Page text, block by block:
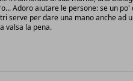
Adoro aiutare le persone: se un
serve per dare una mano anche ad
valsa la pena.